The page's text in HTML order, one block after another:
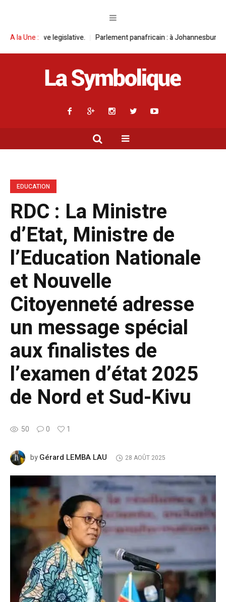
A la Une :Parlement panafricain : à Johannesburg, Aimé Boji Sangara
EDUCATION
RDC : La Ministre
d’Etat, Ministre de
l’Education Nationale
et Nouvelle
Citoyenneté adresse
un message spécial
aux finalistes de
l’examen d’état 2025
de Nord et Sud-Kivu
50 0 1
byGérard LEMBA LAU 28 AOÛT 2025